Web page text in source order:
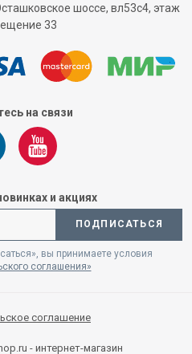
шоссе, вл53с4, этаж
33
на связи
и акциях
ПОДПИСАТЬСЯ
вы принимаете условия
соглашения»
соглашение
- интернет-магазин